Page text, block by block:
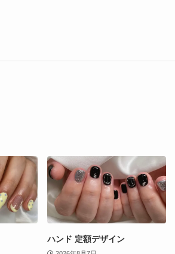
ハンド 定額デザイン